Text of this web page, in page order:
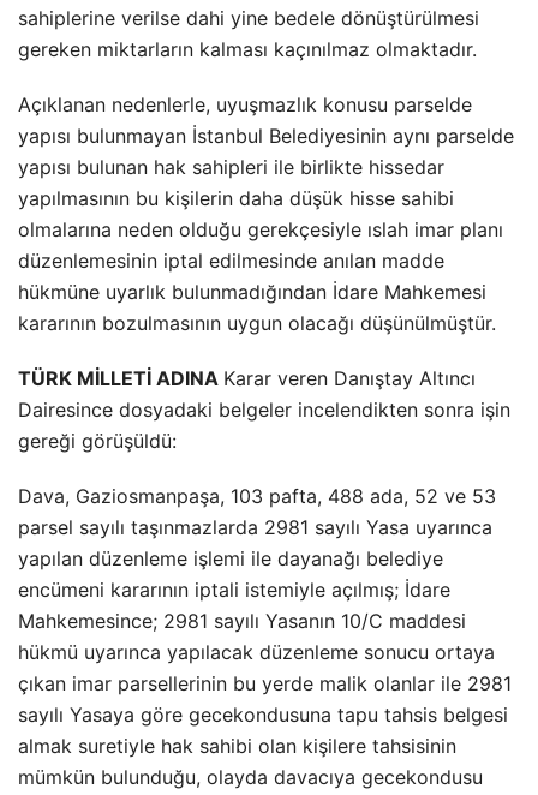
sahiplerine verilse dahi yine bedele dönüştürülmesi
gereken miktarların kalması kaçınılmaz olmaktadır.
Açıklanan nedenlerle, uyuşmazlık konusu parselde
yapısı bulunmayan İstanbul Belediyesinin aynı parselde
yapısı bulunan hak sahipleri ile birlikte hissedar
yapılmasının bu kişilerin daha düşük hisse sahibi
olmalarına neden olduğu gerekçesiyle ıslah imar planı
düzenlemesinin iptal edilmesinde anılan madde
hükmüne uyarlık bulunmadığından İdare Mahkemesi
kararının bozulmasının uygun olacağı düşünülmüştür.
TÜRK MİLLETİ ADINA Karar veren Danıştay Altıncı
Dairesince dosyadaki belgeler incelendikten sonra işin
gereği görüşüldü:
Dava, Gaziosmanpaşa, 103 pafta, 488 ada, 52 ve 53
parsel sayılı taşınmazlarda 2981 sayılı Yasa uyarınca
yapılan düzenleme işlemi ile dayanağı belediye
encümeni kararının iptali istemiyle açılmış; İdare
Mahkemesince; 2981 sayılı Yasanın 10/C maddesi
hükmü uyarınca yapılacak düzenleme sonucu ortaya
çıkan imar parsellerinin bu yerde malik olanlar ile 2981
sayılı Yasaya göre gecekondusuna tapu tahsis belgesi
almak suretiyle hak sahibi olan kişilere tahsisinin
mümkün bulunduğu, olayda davacıya gecekondusu